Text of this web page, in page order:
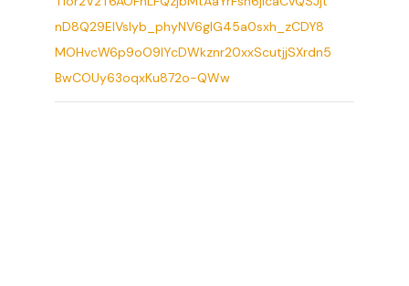
nD8Q29EIVsIyb_phyNV6glG45a0sxh_zCDY8
MOHvcW6p9oO9lYcDWkznr20xxScutjjSXrdn5
BwCOUy63oqxKu872o-QWw